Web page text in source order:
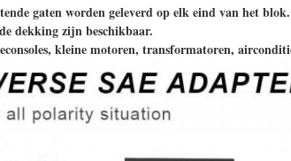
gaten worden geleverd op elk eind van het blok.
dekking zijn beschikbaar.
kleine motoren, transformatoren,